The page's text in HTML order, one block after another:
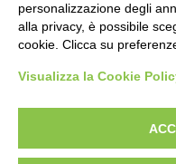
Istituto Comprensivo Pino
via Molina, 21 - 10025 Pino
Telefono: +39 0118117260 -
PEC:
Codice meccanografico:
uffico: UFPTCJ
personalizzazione degli
alla privacy, è possibile
cookie. Clicca su
Visualizza la Cookie